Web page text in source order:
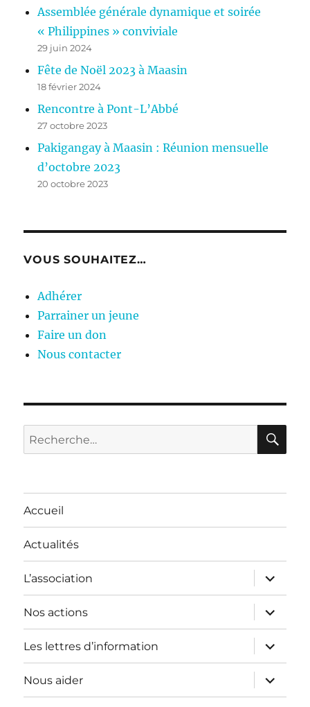
Assemblée générale dynamique et soirée
« Philippines » conviviale
29 juin 2024
Fête de Noël 2023 à Maasin
18 février 2024
Rencontre à Pont-L’Abbé
27 octobre 2023
Pakigangay à Maasin : Réunion mensuelle
d’octobre 2023
20 octobre 2023
VOUS SOUHAITEZ…
Adhérer
Parrainer un jeune
Faire un don
Nous contacter
Recherche
pour :
Accueil
Actualités
L’association
ouvrir
le
sous-
menu
Nos actions
ouvrir
le
sous-
menu
Les lettres d’information
ouvrir
le
sous-
menu
Nous aider
ouvrir
le
sous-